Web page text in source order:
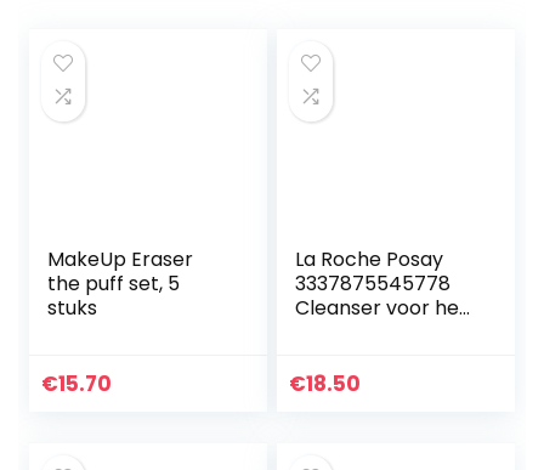
MakeUp Eraser
the puff set, 5
stuks
€15.70
La Roche Posay
3337875545778
Cleanser voor het
€18.50